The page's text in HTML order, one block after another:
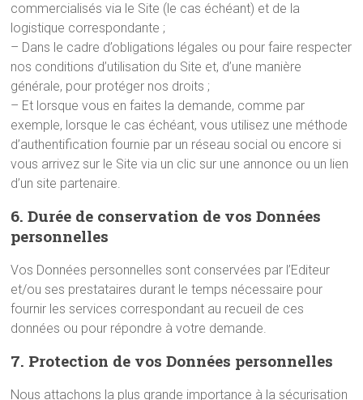
commercialisés via le Site (le cas échéant) et de la
logistique correspondante ;
– Dans le cadre d’obligations légales ou pour faire respecter
nos conditions d’utilisation du Site et, d’une manière
générale, pour protéger nos droits ;
– Et lorsque vous en faites la demande, comme par
exemple, lorsque le cas échéant, vous utilisez une méthode
d’authentification fournie par un réseau social ou encore si
vous arrivez sur le Site via un clic sur une annonce ou un lien
d’un site partenaire.
6. Durée de conservation de vos Données
personnelles
Vos Données personnelles sont conservées par l’Editeur
et/ou ses prestataires durant le temps nécessaire pour
fournir les services correspondant au recueil de ces
données ou pour répondre à votre demande.
7. Protection de vos Données personnelles
Nous attachons la plus grande importance à la sécurisation